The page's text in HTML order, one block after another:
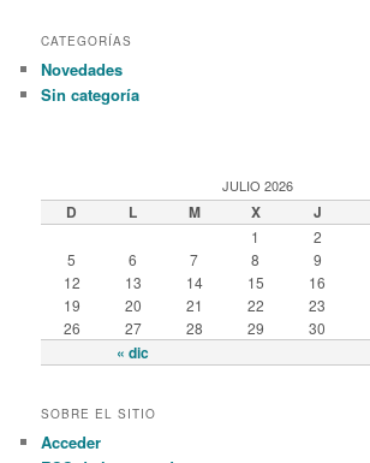
CATEGORÍAS
Novedades
Sin categoría
JULIO 2026
D L M X J
« dic
1 2
5
6 7 8 9
12
13 14 15 16
19
20 21 22 23
26
27 28 29 30
SOBRE EL SITIO
Acceder